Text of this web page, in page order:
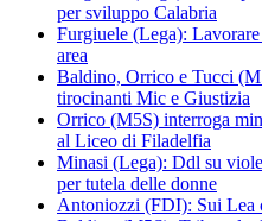
per sviluppo Calabria
Furgiuele (Lega):
area
Baldino, Orrico e Tucci
tirocinanti Mic e Giustizia
Orrico (M5S) interroga
al Liceo di Filadelfia
Minasi (Lega): Ddl su
per tutela delle donne
Antoniozzi (FDI): Sui Lea